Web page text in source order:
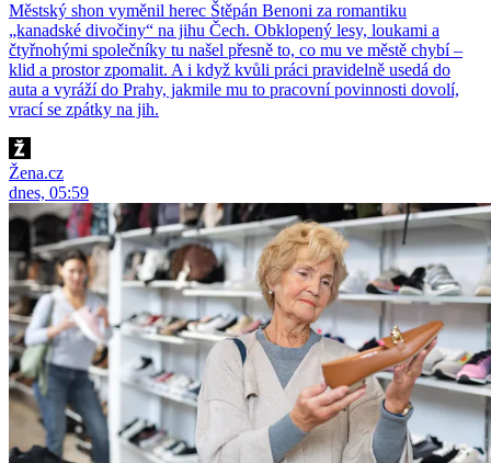
Městský shon vyměnil herec Štěpán Benoni za romantiku
„kanadské divočiny“ na jihu Čech. Obklopený lesy, loukami a
čtyřnohými společníky tu našel přesně to, co mu ve městě chybí –
klid a prostor zpomalit. A i když kvůli práci pravidelně usedá do
auta a vyráží do Prahy, jakmile mu to pracovní povinnosti dovolí,
vrací se zpátky na jih.
Žena.cz
dnes, 05:59